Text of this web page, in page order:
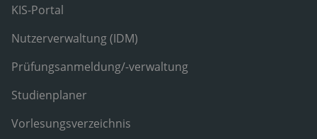
KIS-Portal
Nutzerverwaltung (IDM)
Prüfungsanmeldung/-verwaltung
Studienplaner
Vorlesungsverzeichnis